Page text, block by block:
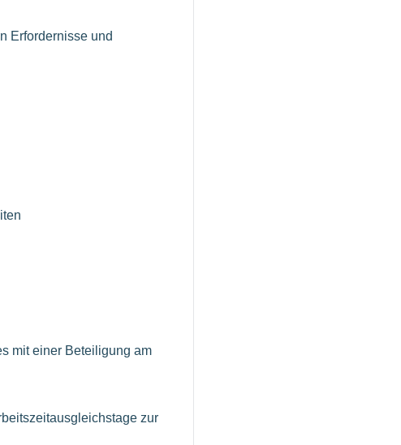
Erfordernisse und
mit einer Beteiligung am
zur